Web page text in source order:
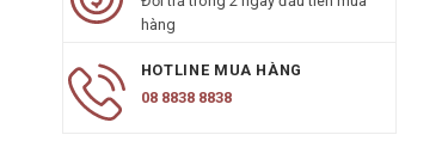
hàng
HOTLINE MUA HÀNG
08 8838 8838